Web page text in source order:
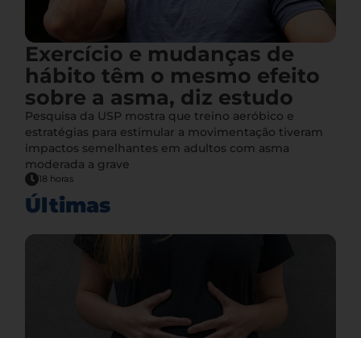
Exercício e mudanças de
hábito têm o mesmo efeito
sobre a asma, diz estudo
Pesquisa da USP mostra que treino aeróbico e
estratégias para estimular a movimentação tiveram
impactos semelhantes em adultos com asma
moderada a grave
18 horas
Últimas